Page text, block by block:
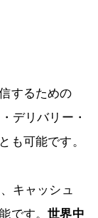
するための
デリバリー・
も可能です。
キャッシュ
です。世界中